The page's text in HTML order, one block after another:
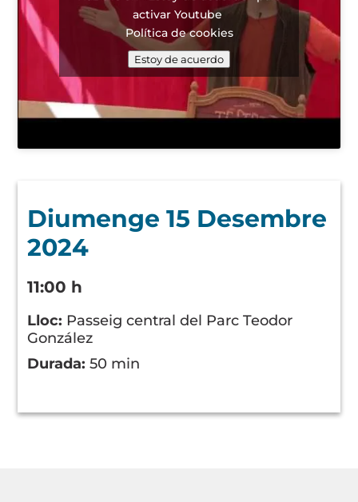
activar Youtube
Política de cookies
Estoy de acuerdo
Diumenge 15 Desembre
2024
11:00 h
Lloc: Passeig central del Parc Teodor
González
Durada:50 min